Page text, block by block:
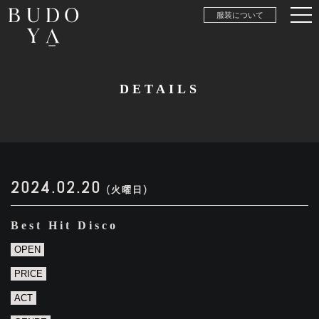
服装について
DETAILS
2024.02.20 (火曜日)
Best Hit Disco
OPEN
PRICE
ACT